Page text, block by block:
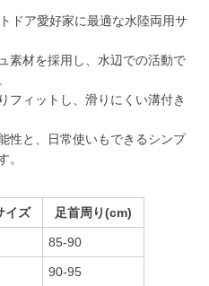
ドア愛好家に最適な水陸両用サ
素材を採用し、水辺での活動で
フィットし、滑りにくい溝付き
性と、日常使いもできるシンプ
。
イズ 足首周り(cm)
85-90
90-95